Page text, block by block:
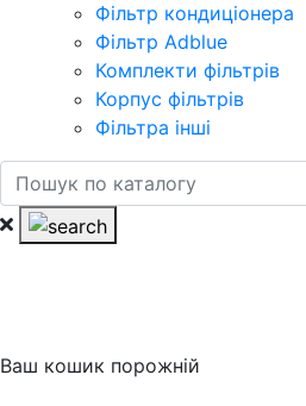
Фільтр кондиціонера
Фільтр Adblue
Комплекти фільтрів
Корпус фільтрів
Фільтра інші
Ваш кошик порожній